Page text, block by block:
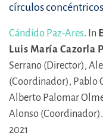
círculos concéntricos
Cándido Paz-Ares. In
Luis María Cazorla
Serrano (Director),
(Coordinador), Pablo
Alberto Palomar
Alonso (Coordinador).
2021